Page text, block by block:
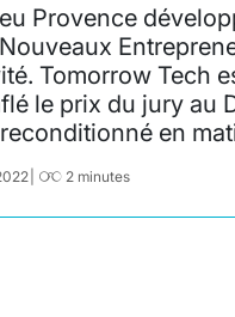
Provence
Tomorrow Tech
le prix du jury au
en
2 minutes